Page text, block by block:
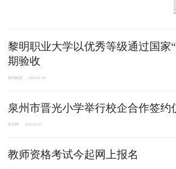
黎明职业大学以优秀等级通过国家
期验收
泉州晚报 2025-01-08
泉州市晋光小学举行校企合作签约
泉州网 2025-01-07
教师资格考试今起网上报名